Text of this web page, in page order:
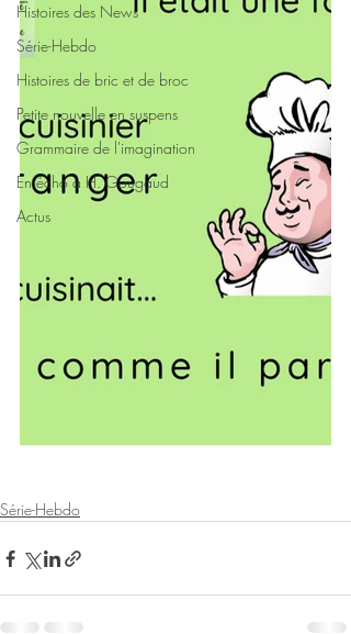
Histoires des News
Série-Hebdo
Histoires de bric et de broc
Petite nouvelle en suspens
Grammaire de l'imagination
En écho à H. Gougaud
Actus
Série-Hebdo